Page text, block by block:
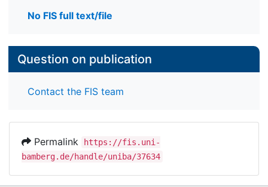
No FIS full text/file
Question on publication
Contact the FIS team
Permalink
https://fis.uni-
bamberg.de/handle/uniba/37634